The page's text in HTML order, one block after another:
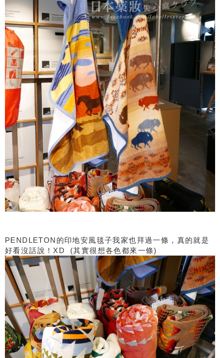
PENDLETON的印地安風毯子我家也拜過一條，真的就是
好看沒話說！XD (其實很想各色都來一條)